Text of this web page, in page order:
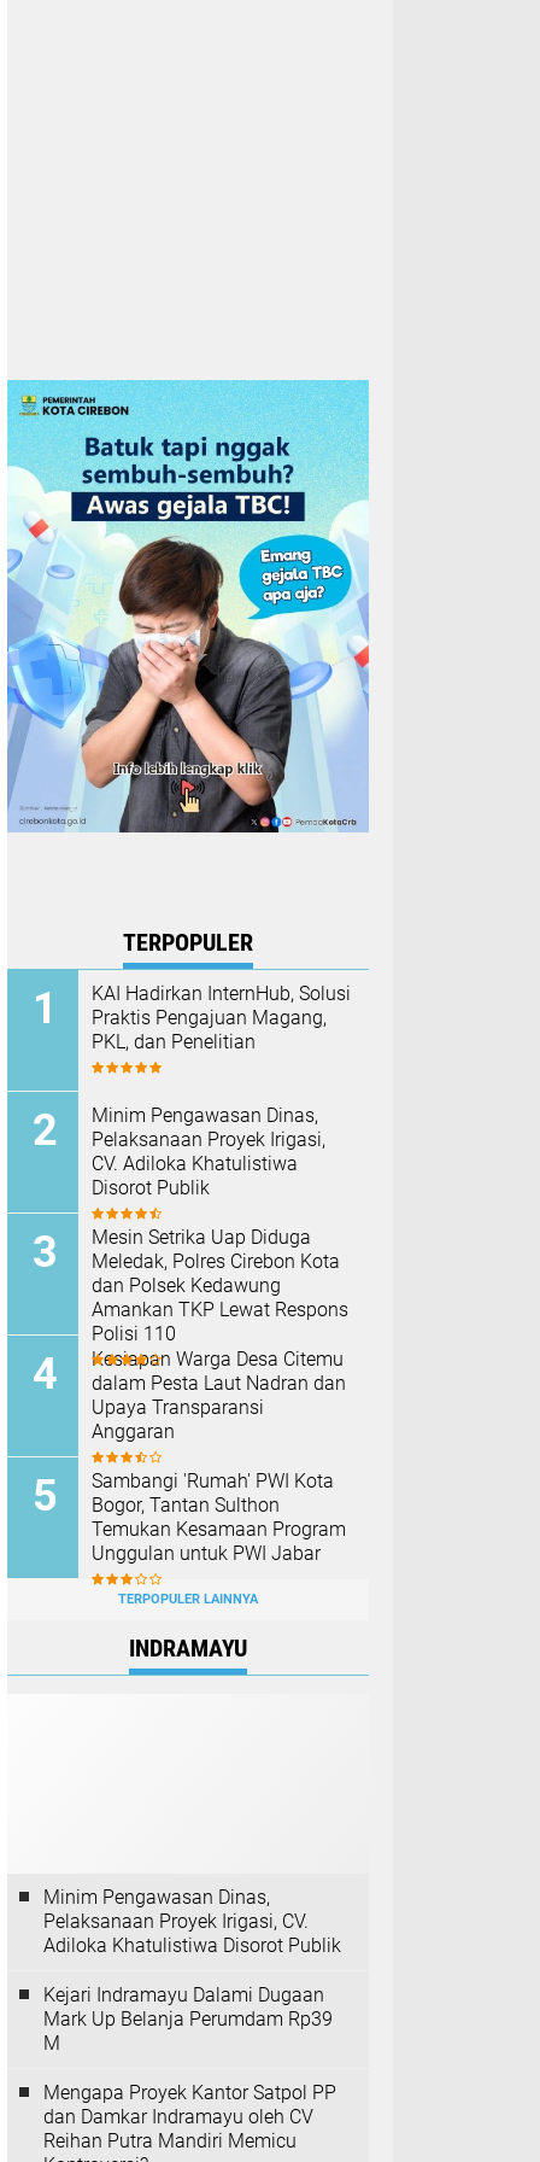
TERPOPULER
KAI Hadirkan InternHub, Solusi
Praktis Pengajuan Magang,
PKL, dan Penelitian
Minim Pengawasan Dinas,
Pelaksanaan Proyek Irigasi,
CV. Adiloka Khatulistiwa
Disorot Publik
Mesin Setrika Uap Diduga
Meledak, Polres Cirebon Kota
dan Polsek Kedawung
Amankan TKP Lewat Respons
Polisi 110
Kesiapan Warga Desa Citemu
dalam Pesta Laut Nadran dan
Upaya Transparansi
Anggaran
Sambangi 'Rumah' PWI Kota
Bogor, Tantan Sulthon
Temukan Kesamaan Program
Unggulan untuk PWI Jabar
TERPOPULER LAINNYA
INDRAMAYU
Minim Pengawasan Dinas,
Pelaksanaan Proyek Irigasi, CV.
Adiloka Khatulistiwa Disorot Publik
Kejari Indramayu Dalami Dugaan
Mark Up Belanja Perumdam Rp39
M
Mengapa Proyek Kantor Satpol PP
dan Damkar Indramayu oleh CV
Reihan Putra Mandiri Memicu